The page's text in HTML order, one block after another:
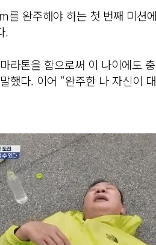
를 완주해야 하는 첫 번째 미션
.
라톤을 함으로써 이 나이에도
했다. 이어 “완주한 나 자신이